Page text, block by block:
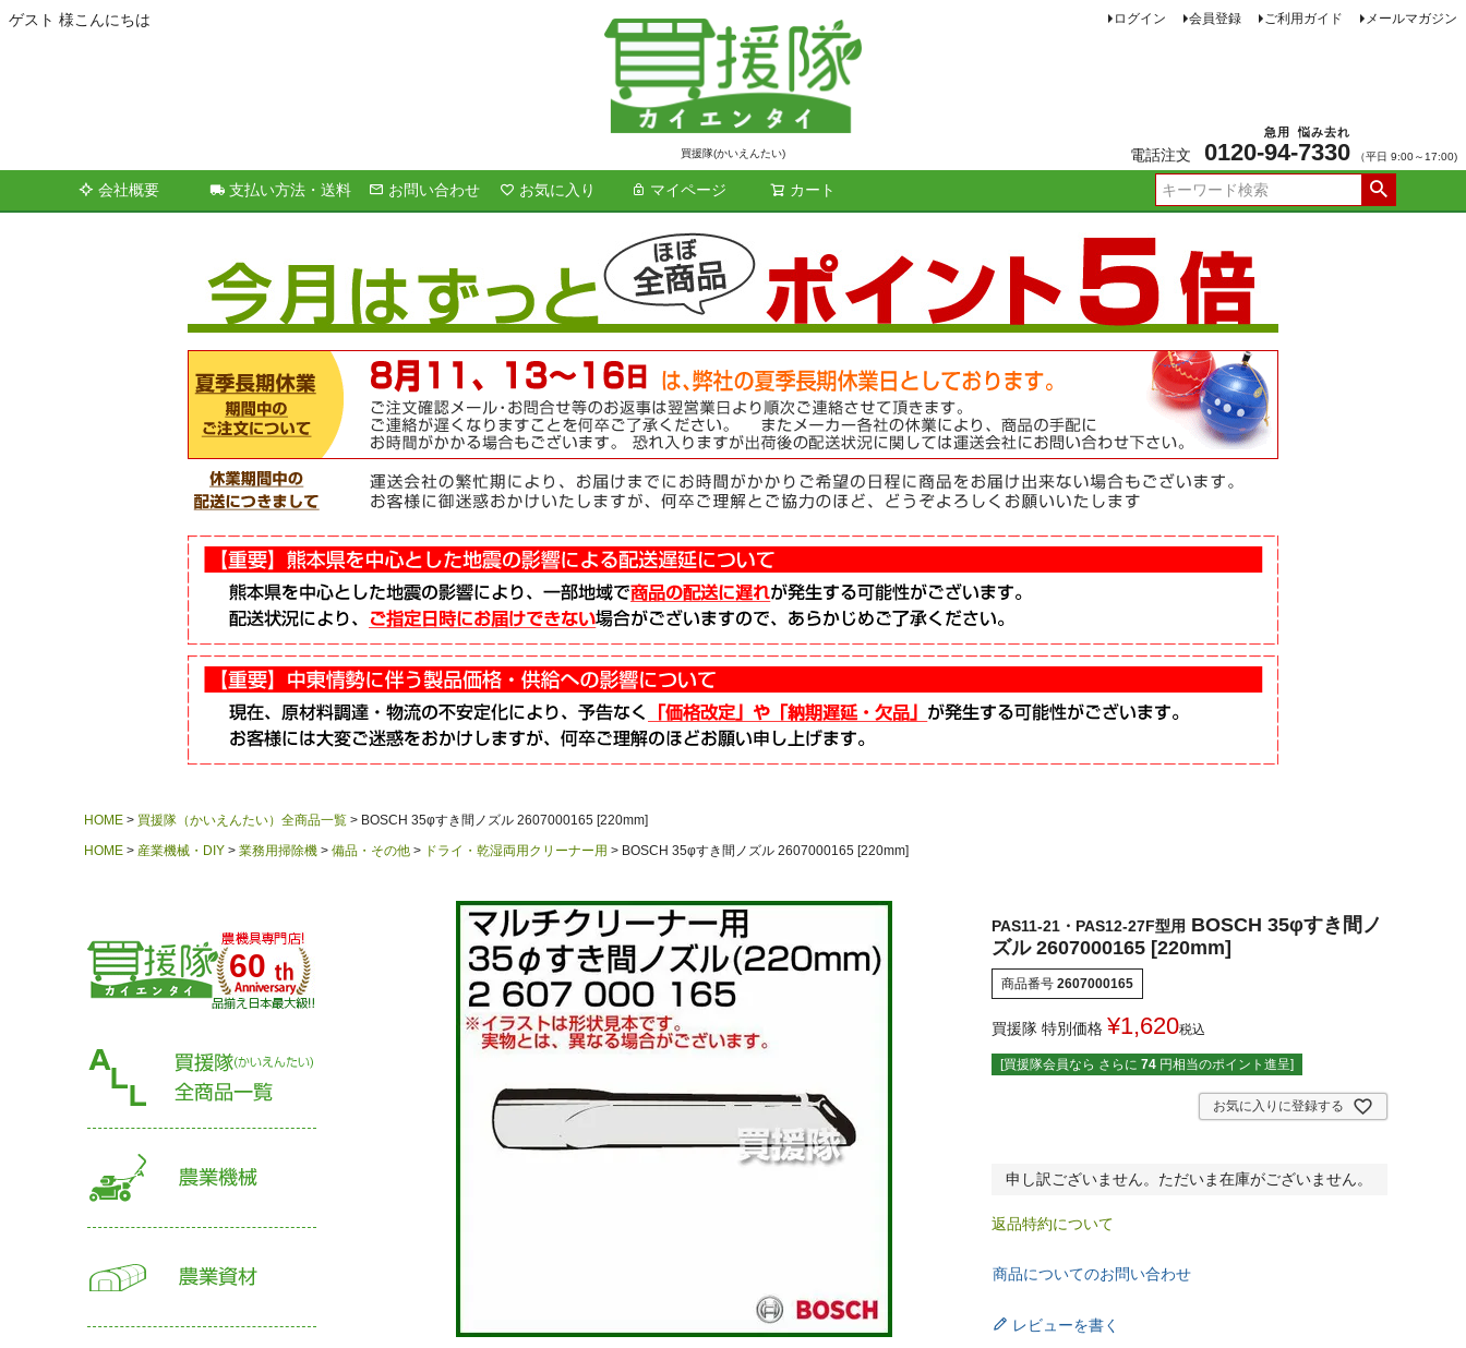
ゲスト 様こんにちは
買援隊(かいえんたい)
ログイン 会員登録 ご利用ガイド メールマガジン
電話注文 0120-94
急用
-7330
悩み去れ
（平日 9:00～17:00)
会社概要 支払い方法・送料 お問い合わせ お気に入り マイページ カート
検索
HOME 買援隊（かいえんたい）全商品一覧
BOSCH 35φすき間ノズル 2607000165 [220mm]
HOME
産業機械・DIY 業務用掃除機 備品・その他 ドライ・乾湿両用クリーナー用 BOSCH 35φすき間ノズル 2607000165 [220mm]
60
PAS11-21・PAS12-27F型用 BOSCH 35φすき間ノ
ズル 2607000165 [220mm]
商品番号 2607000165
買援隊 特別価格 ¥1,620税込
[買援隊会員なら さらに 74 円相当のポイント進呈]
お気に入りに登録する
申し訳ございません。ただいま在庫がございません。
返品特約について
商品についてのお問い合わせ
レビューを書く